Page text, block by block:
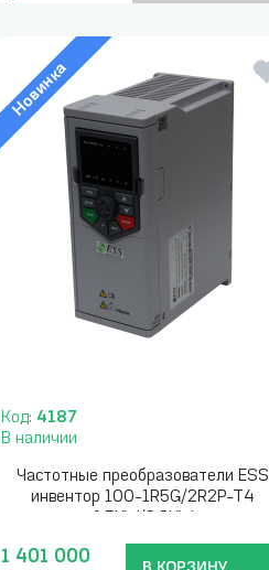
Новинка
Код: 4187
В наличии
Частотные преобразователи ESS
инвентор 100-1R5G/2R2P-T4
1 401 000